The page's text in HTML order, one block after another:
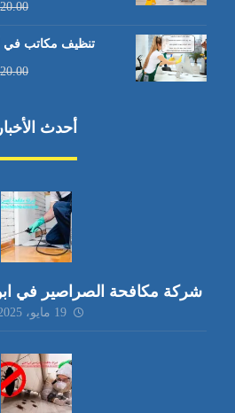
20.00
تنظيف مكاتب في أبوظبي
20.00
أحدث الأخبار
شركة مكافحة الصراصير في ابوظبي :
19 مايو، 2025